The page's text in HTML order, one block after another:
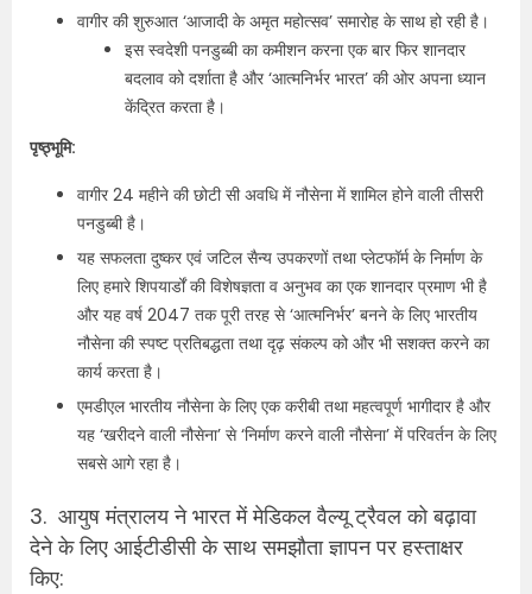
वागीर की शुरुआत ‘आजादी के अमृत महोत्सव’ समारोह के साथ हो रही है।
इस स्वदेशी पनडुब्बी का कमीशन करना एक बार फिर शानदार
बदलाव को दर्शाता है और ‘आत्मनिर्भर भारत’ की ओर अपना ध्यान
केंद्रित करता है।
पृष्ठ्भूमि:
वागीर 24 महीने की छोटी सी अवधि में नौसेना में शामिल होने वाली तीसरी
पनडुब्बी है।
यह सफलता दुष्कर एवं जटिल सैन्य उपकरणों तथा प्लेटफॉर्म के निर्माण के
लिए हमारे शिपयार्डों की विशेषज्ञता व अनुभव का एक शानदार प्रमाण भी है
और यह वर्ष 2047 तक पूरी तरह से ‘आत्मनिर्भर’ बनने के लिए भारतीय
नौसेना की स्पष्ट प्रतिबद्धता तथा दृढ़ संकल्प को और भी सशक्त करने का
कार्य करता है।
एमडीएल भारतीय नौसेना के लिए एक करीबी तथा महत्वपूर्ण भागीदार है और
यह ‘खरीदने वाली नौसेना’ से ‘निर्माण करने वाली नौसेना’ में परिवर्तन के लिए
सबसे आगे रहा है।
3. आयुष मंत्रालय ने भारत में मेडिकल वैल्यू ट्रैवल को बढ़ावा
देने के लिए आईटीडीसी के साथ समझौता ज्ञापन पर हस्ताक्षर
किए: